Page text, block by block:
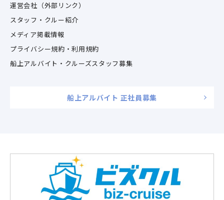
運営会社（外部リンク）
スタッフ・クルー紹介
メディア掲載情報
プライバシー規約・利用規約
船上アルバイト・クルーズスタッフ募集
船上アルバイト 正社員募集